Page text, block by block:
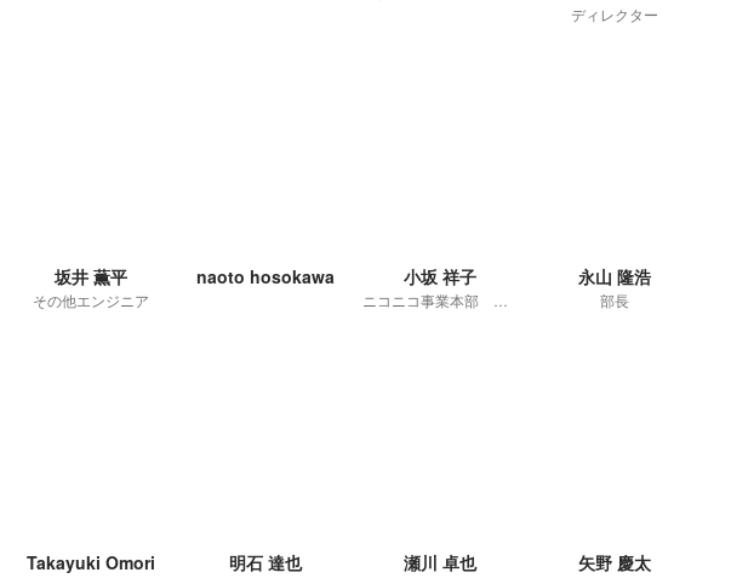
ディレクター
坂井 薫平
その他エンジニア
naoto hosokawa 小坂 祥子 永山 隆浩
部長
Takayuki Omori 明石 達也 瀬川 卓也 矢野 慶太